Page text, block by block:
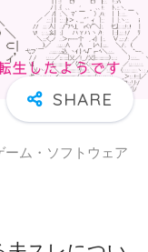
ム・ソフトウェア